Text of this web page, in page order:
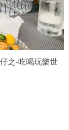
之-吃喝玩樂世